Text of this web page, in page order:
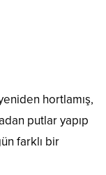
hortlamış,
putlar yapıp
farklı bir